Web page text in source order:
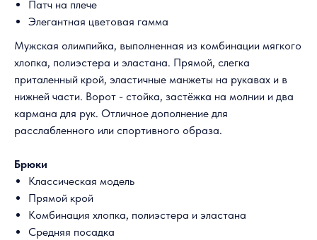
Патч на плече
Элегантная цветовая гамма
Мужская олимпийка, выполненная из комбинации мягкого
хлопка, полиэстера и эластана. Прямой, слегка
приталенный крой, эластичные манжеты на рукавах и в
нижней части. Ворот - стойка, застёжка на молнии и два
кармана для рук. Отличное дополнение для
расслабленного или спортивного образа.
Брюки
Классическая модель
Прямой крой
Комбинация хлопка, полиэстера и эластана
Средняя посадка